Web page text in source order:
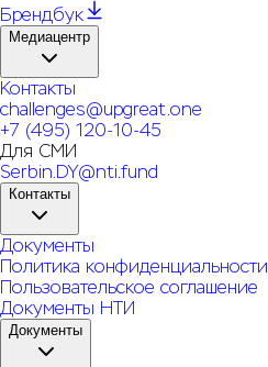
Брендбук
Медиацентр
Контакты
challenges@upgreat.one
+7 (495) 120-10-45
Для СМИ
Serbin.DY@nti.fund
Контакты
Документы
Политика конфиденциальности
Пользовательское соглашение
Документы НТИ
Документы